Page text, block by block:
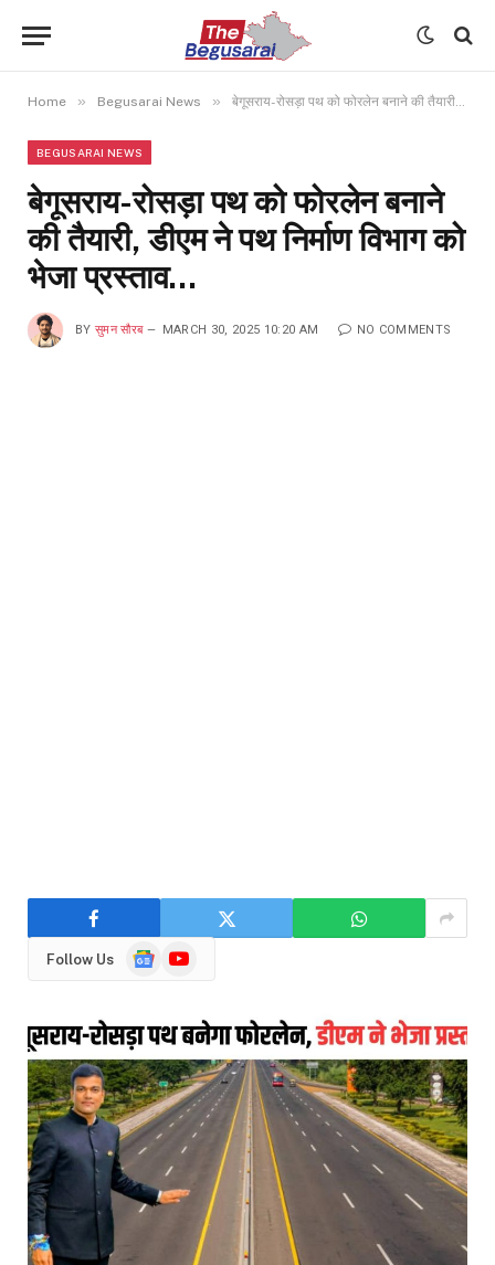
Home » Begusarai News » बेगूसराय-रोसड़ा पथ को फोरलेन बनाने की तैयारी, डीएम ने पथ निर्माण विभाग को भेजा प्रस्ताव…
BEGUSARAI NEWS
बेगूसराय-रोसड़ा पथ को फोरलेन बनाने
की तैयारी, डीएम ने पथ निर्माण विभाग को
भेजा प्रस्ताव…
BY सुमन सौरब MARCH 30, 2025 10:20 AM NO COMMENTS
Follow Us
GoogleYouTube